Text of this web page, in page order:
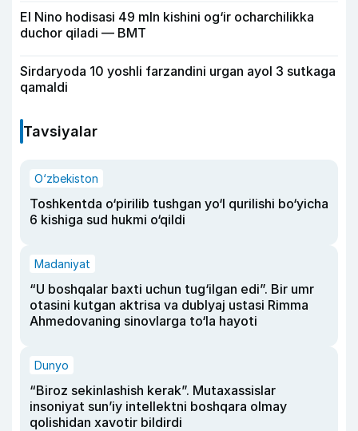
El Nino hodisasi 49 mln kishini og‘ir ocharchilikka
duchor qiladi — BMT
Sirdaryoda 10 yoshli farzandini urgan ayol 3 sutkaga
qamaldi
Tavsiyalar
O‘zbekiston
Toshkentda o‘pirilib tushgan yo‘l qurilishi bo‘yicha
6 kishiga sud hukmi o‘qildi
Madaniyat
“U boshqalar baxti uchun tug‘ilgan edi”. Bir umr
otasini kutgan aktrisa va dublyaj ustasi Rimma
Ahmedovaning sinovlarga to‘la hayoti
Dunyo
“Biroz sekinlashish kerak”. Mutaxassislar
insoniyat sun’iy intellektni boshqara olmay
qolishidan xavotir bildirdi